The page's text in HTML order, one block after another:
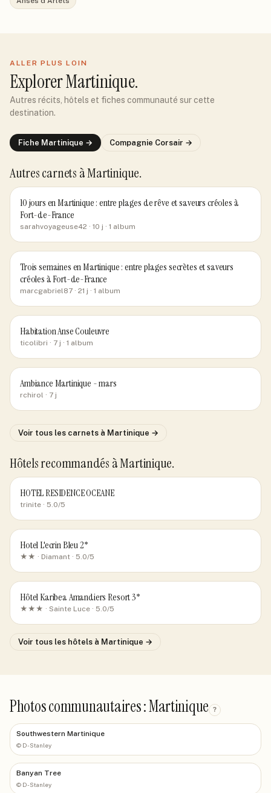
ALLER PLUS LOIN
ExplorerMartinique.
Autres récits, hôtels et fiches communauté sur cette
destination.
Fiche Martinique → Compagnie Corsair →
Autres carnets à Martinique.
10 jours en Martinique : entre plages de rêve et saveurs créoles à
Fort-de-France
sarahvoyageuse42 · 10 j · 1 album
Trois semaines en Martinique : entre plages secrètes et saveurs
créoles à Fort-de-France
marcgabriel87 · 21 j · 1 album
Habitation Anse Couleuvre
ticolibri · 7 j · 1 album
Ambiance Martinique - mars
rchirol · 7 j
Voir tous les carnets à Martinique →
Hôtels recommandés à Martinique.
HOTEL RESIDENCE OCEANE
trinite · 5.0/5
Hotel L'ecrin Bleu 2*
★★ · Diamant · 5.0/5
Hôtel Karibea Amandiers Resort 3*
★★★ · Sainte Luce · 5.0/5
Voir tous les hôtels à Martinique →
Photos communautaires : Martinique ?
Southwestern Martinique
© D-Stanley
Banyan Tree
© D-Stanley